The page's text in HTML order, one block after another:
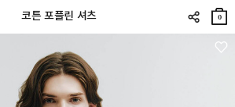
코튼 포플린 셔츠
장바
구니
0